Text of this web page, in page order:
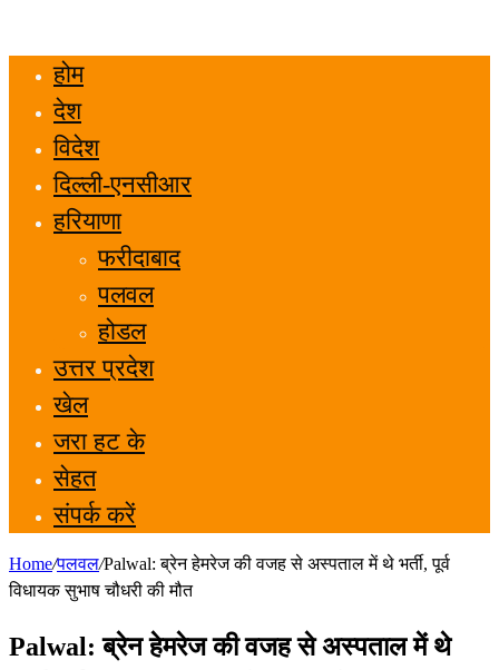
होम
देश
विदेश
दिल्ली-एनसीआर
हरियाणा
फरीदाबाद
पलवल
होडल
उत्तर प्रदेश
खेल
जरा हट के
सेहत
संपर्क करें
Home/पलवल/Palwal: ब्रेन हेमरेज की वजह से अस्पताल में थे भर्ती, पूर्व
विधायक सुभाष चौधरी की मौत
Palwal: ब्रेन हेमरेज की वजह से अस्पताल में थे